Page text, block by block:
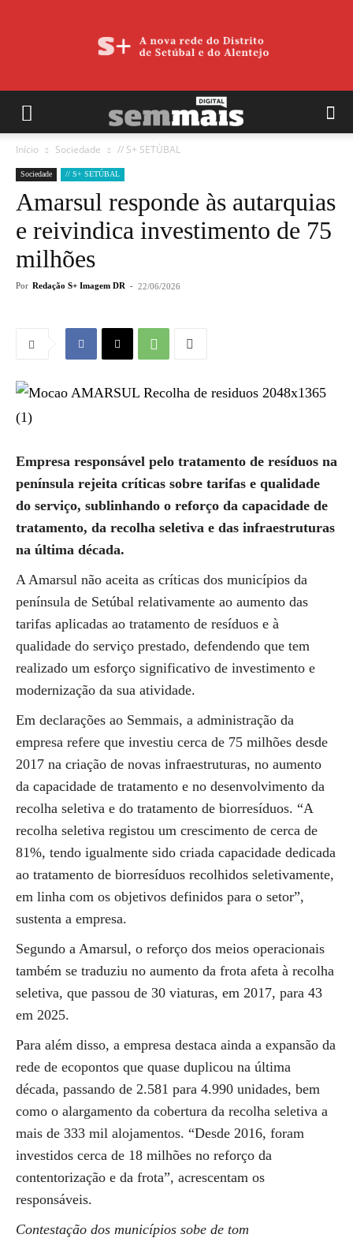
Início Sociedade // S+ SETÚBAL
Sociedade // S+ SETÚBAL
Amarsul responde às autarquias
e reivindica investimento de 75
milhões
Por Redação S+ Imagem DR - 22/06/2026
Empresa responsável pelo tratamento de resíduos na
península rejeita críticas sobre tarifas e qualidade
do serviço, sublinhando o reforço da capacidade de
tratamento, da recolha seletiva e das infraestruturas
na última década.
A Amarsul não aceita as críticas dos municípios da
península de Setúbal relativamente ao aumento das
tarifas aplicadas ao tratamento de resíduos e à
qualidade do serviço prestado, defendendo que tem
realizado um esforço significativo de investimento e
modernização da sua atividade.
Em declarações ao Semmais, a administração da
empresa refere que investiu cerca de 75 milhões desde
2017 na criação de novas infraestruturas, no aumento
da capacidade de tratamento e no desenvolvimento da
recolha seletiva e do tratamento de biorresíduos. “A
recolha seletiva registou um crescimento de cerca de
81%, tendo igualmente sido criada capacidade dedicada
ao tratamento de biorresíduos recolhidos seletivamente,
em linha com os objetivos definidos para o setor”,
sustenta a empresa.
Segundo a Amarsul, o reforço dos meios operacionais
também se traduziu no aumento da frota afeta à recolha
seletiva, que passou de 30 viaturas, em 2017, para 43
em 2025.
Para além disso, a empresa destaca ainda a expansão da
rede de ecopontos que quase duplicou na última
década, passando de 2.581 para 4.990 unidades, bem
como o alargamento da cobertura da recolha seletiva a
mais de 333 mil alojamentos. “Desde 2016, foram
investidos cerca de 18 milhões no reforço da
contentorização e da frota”, acrescentam os
responsáveis.
Contestação dos municípios sobe de tom